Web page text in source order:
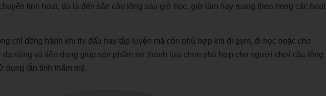
linh hoạt, dù là đến sân cầu lông sau giờ học, giờ làm hay mang theo trong các hoạt
chỉ đồng hành khi thi đấu hay tập luyện mà còn phù hợp khi đi gym, đi học hoặc cho
năng và tiện dụng giúp sản phẩm trở thành lựa chọn phù hợp cho người chơi cầu lông
dụng lẫn tính thẩm mỹ.